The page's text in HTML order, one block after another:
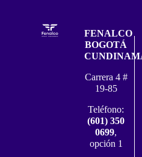
FENALCO
BOGOTÁ
Carrera 4 #
19-85
Teléfono:
(601) 350
0699,
opción 1